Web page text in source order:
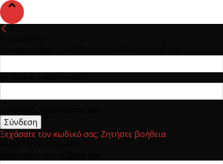
Ξεχάσατε τον κωδικό σας; Ζητήστε βοήθεια